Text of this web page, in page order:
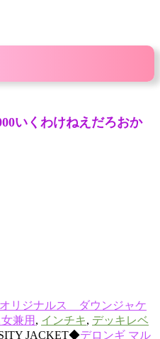
いくわけねえだろおか
リジナルス ダウンジャケ
兼用 , インチキ, デッキレベ
JACKET◆デロンギ マル